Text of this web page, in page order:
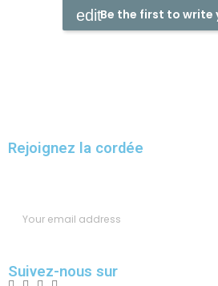
Be the first to write
Rejoignez la cordée
Suivez-nous sur